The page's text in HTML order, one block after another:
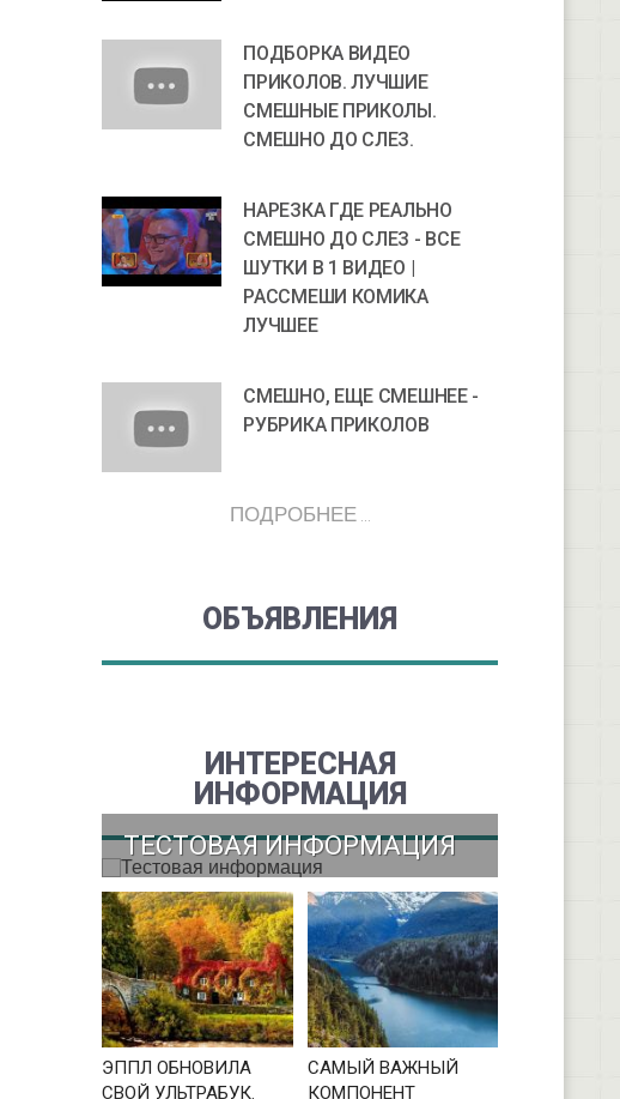
ПОДБОРКА ВИДЕО
ПРИКОЛОВ. ЛУЧШИЕ
СМЕШНЫЕ ПРИКОЛЫ.
СМЕШНО ДО СЛЕЗ.
НАРЕЗКА ГДЕ РЕАЛЬНО
СМЕШНО ДО СЛЕЗ - ВСЕ
ШУТКИ В 1 ВИДЕО |
РАССМЕШИ КОМИКА
ЛУЧШЕЕ
СМЕШНО, ЕЩЕ СМЕШНЕЕ -
РУБРИКА ПРИКОЛОВ
ПОДРОБНЕЕ ...
ОБЪЯВЛЕНИЯ
ИНТЕРЕСНАЯ
ИНФОРМАЦИЯ
ТЕСТОВАЯ ИНФОРМАЦИЯ
ЭППЛ ОБНОВИЛА
СВОЙ УЛЬТРАБУК.
САМЫЙ ВАЖНЫЙ
КОМПОНЕНТ